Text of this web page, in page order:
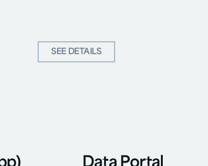
세부 정보 보기
SEE DETAILS